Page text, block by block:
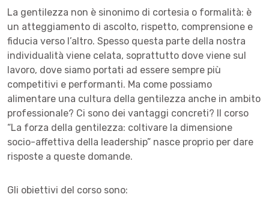
La gentilezza non è sinonimo di cortesia o formalità: è
un atteggiamento di ascolto, rispetto, comprensione e
fiducia verso l’altro. Spesso questa parte della nostra
individualità viene celata, soprattutto dove viene sul
lavoro, dove siamo portati ad essere sempre più
competitivi e performanti. Ma come possiamo
alimentare una cultura della gentilezza anche in ambito
professionale? Ci sono dei vantaggi concreti? Il corso
“La forza della gentilezza: coltivare la dimensione
socio-affettiva della leadership” nasce proprio per dare
risposte a queste domande.
Gli obiettivi del corso sono: